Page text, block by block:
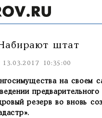
штат
13.03.2017 10:35:00
на своем
резерв во вновь